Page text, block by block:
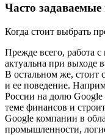
Часто
Когда стоит выбрать
Прежде всего, работа
актуальна при выходе
В остальном же, стоит
и ее поведение.
России на долю Google
теме финансов и
Google компании в
промышленности,